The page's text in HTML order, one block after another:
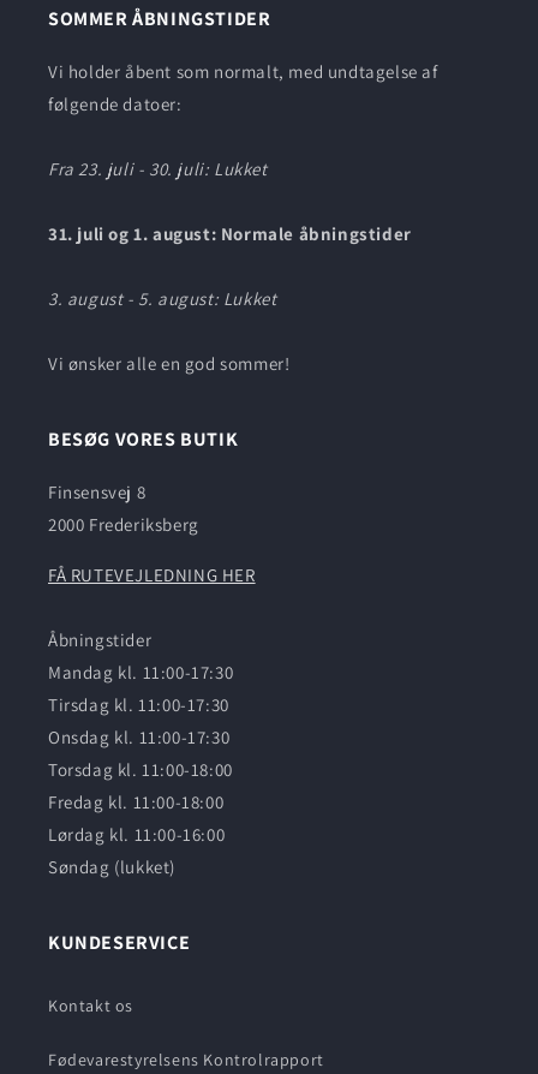
SOMMER ÅBNINGSTIDER
Vi holder åbent som normalt, med undtagelse af
følgende datoer:
Fra 23. juli - 30. juli: Lukket
31. juli og 1. august: Normale åbningstider
3. august - 5. august: Lukket
Vi ønsker alle en god sommer!
BESØG VORES BUTIK
Finsensvej 8
2000 Frederiksberg
FÅ RUTEVEJLEDNING HER
Åbningstider
Mandag kl. 11:00-17:30
Tirsdag kl. 11:00-17:30
Onsdag kl. 11:00-17:30
Torsdag kl. 11:00-18:00
Fredag kl. 11:00-18:00
Lørdag kl. 11:00-16:00
Søndag (lukket)
KUNDESERVICE
Kontakt os
Fødevarestyrelsens Kontrolrapport